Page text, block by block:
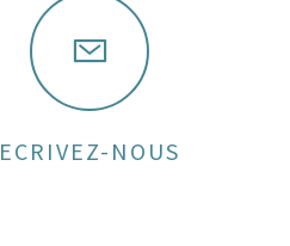
ECRIVEZ-NOUS